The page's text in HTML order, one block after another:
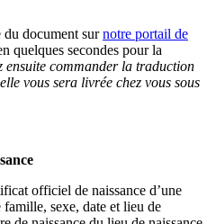
du document surnotre portail de
quelques secondes pour la
ensuite commander la traduction
vous sera livrée chez vous sous
officiel de naissance d’une
sexe, date et lieu de